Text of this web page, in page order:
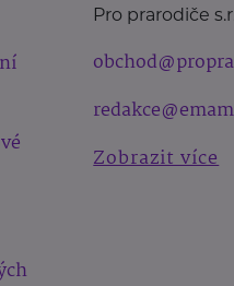
Pro prarodiče
Zobrazit více